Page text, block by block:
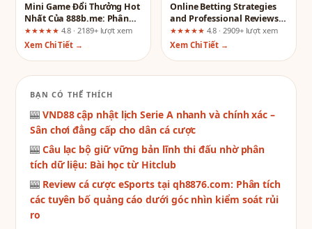
Mini Game Đổi Thưởng Hot
Nhất Của 888b.me: Phân
Tích Trải Nghiệm Từ Góc
Nhìn Người Dùng
★★★★★ 4.8 · 2189+ lượt xem
Xem Chi Tiết →
Online Betting Strategies
and Professional Reviews
from 789winbs.net
★★★★★ 4.8 · 2909+ lượt xem
Xem Chi Tiết →
BẠN CÓ THỂ THÍCH
🎰 VND88 cập nhật lịch Serie A nhanh và chính xác –
Sân chơi đẳng cấp cho dân cá cược
🎰 Câu lạc bộ giữ vững bản lĩnh thi đấu nhờ phân
tích dữ liệu: Bài học từ Hitclub
🎰 Review cá cược eSports tại qh8876.com: Phân tích
các tuyên bố quảng cáo dưới góc nhìn kiểm soát rủi
ro